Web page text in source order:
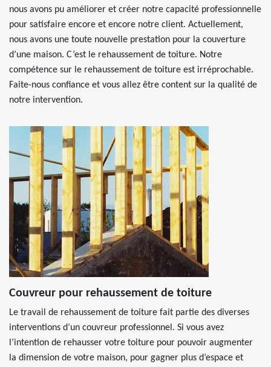
nous avons pu améliorer et créer notre capacité professionnelle
pour satisfaire encore et encore notre client. Actuellement,
nous avons une toute nouvelle prestation pour la couverture
d’une maison. C’est le rehaussement de toiture. Notre
compétence sur le rehaussement de toiture est irréprochable.
Faite-nous confiance et vous allez être content sur la qualité de
notre intervention.
Couvreur pour rehaussement de toiture
Le travail de rehaussement de toiture fait partie des diverses
interventions d’un couvreur professionnel. Si vous avez
l’intention de rehausser votre toiture pour pouvoir augmenter
la dimension de votre maison, pour gagner plus d’espace et